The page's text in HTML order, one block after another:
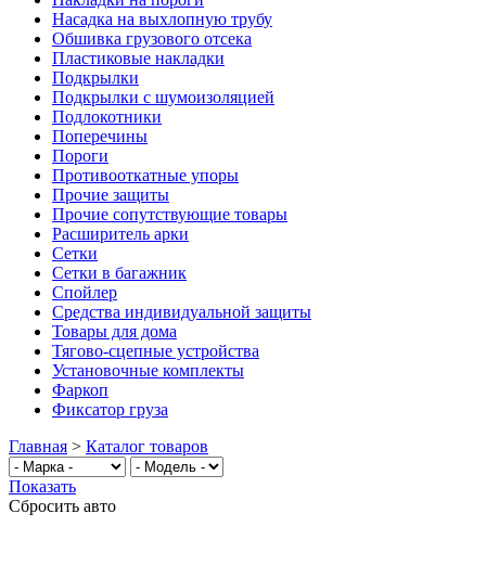
Насадка на выхлопную трубу
Обшивка грузового отсека
Пластиковые накладки
Подкрылки
Подкрылки с шумоизоляцией
Подлокотники
Поперечины
Пороги
Противооткатные упоры
Прочие защиты
Прочие сопутствующие товары
Расширитель арки
Сетки
Сетки в багажник
Спойлер
Средства индивидуальной защиты
Товары для дома
Тягово-сцепные устройства
Установочные комплекты
Фаркоп
Фиксатор груза
Главная > Каталог товаров
Показать
Сбросить авто